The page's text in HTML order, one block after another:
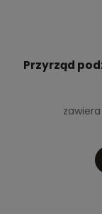
Przyrząd